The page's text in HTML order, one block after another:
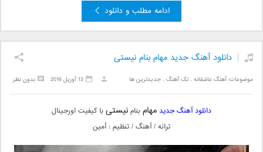
ادامه مطلب و دانلود
دانلود آهنگ جدید مهام بنام نیستی
موضوعات:آهنگ عاشقانه ,تک آهنگ ,جدیدترین ها بدون نظر 13 آوریل 2016
دانلود آهنگ جدید مهامبنامنیستیبا کیفیت اورجینال
ترانه / آهنگ / تنظیم : آمین